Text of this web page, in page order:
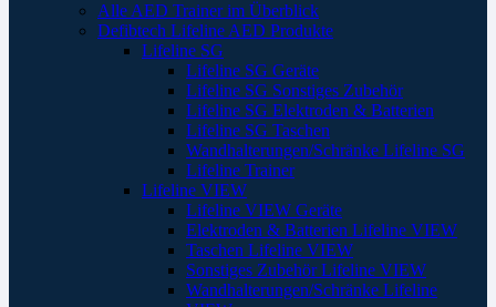
Alle AED Trainer im Überblick
Defibtech Lifeline AED Produkte
Lifeline SG
Lifeline SG Geräte
Lifeline SG Sonstiges Zubehör
Lifeline SG Elektroden & Batterien
Lifeline SG Taschen
Wandhalterungen/Schränke Lifeline SG
Lifeline Trainer
Lifeline VIEW
Lifeline VIEW Geräte
Elektroden & Batterien Lifeline VIEW
Taschen Lifeline VIEW
Sonstiges Zubehör Lifeline VIEW
Wandhalterungen/Schränke Lifeline